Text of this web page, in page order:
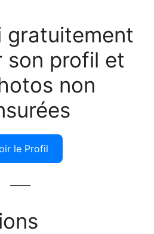
gratuitement
son profil et
non
le Profil
——